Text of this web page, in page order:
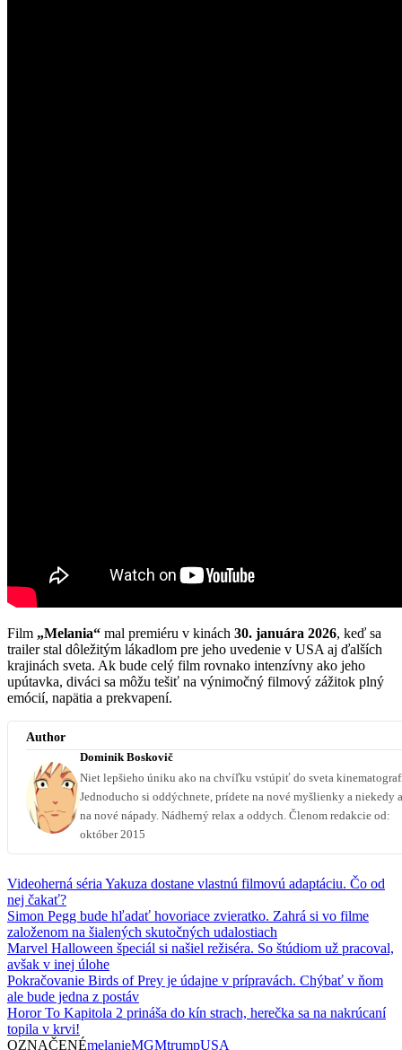
Film „Melania“ mal premiéru v kinách 30. januára 2026, keď sa
trailer stal dôležitým lákadlom pre jeho uvedenie v USA aj ďalších
krajinách sveta. Ak bude celý film rovnako intenzívny ako jeho
upútavka, diváci sa môžu tešiť na výnimočný filmový zážitok plný
emócií, napätia a prekvapení.
Author
Dominik Boskovič
Niet lepšieho úniku ako na chvíľku vstúpiť do sveta
Jednoducho si oddýchnete, prídete na nové myšlienky a niekedy
na nové nápady. Nádherný relax a oddych. Členom redakcie od:
október 2015
Videoherná séria Yakuza dostane vlastnú filmovú adaptáciu. Čo od
nej čakať?
Simon Pegg bude hľadať hovoriace zvieratko. Zahrá si vo filme
založenom na šialených skutočných udalostiach
Marvel Halloween špeciál si našiel režiséra. So štúdiom už pracoval,
avšak v inej úlohe
Pokračovanie Birds of Prey je údajne v prípravách. Chýbať v ňom
ale bude jedna z postáv
Horor To Kapitola 2 prináša do kín strach, herečka sa na nakrúcaní
topila v krvi!
OZNAČENÉmelanieMGMtrumpUSA